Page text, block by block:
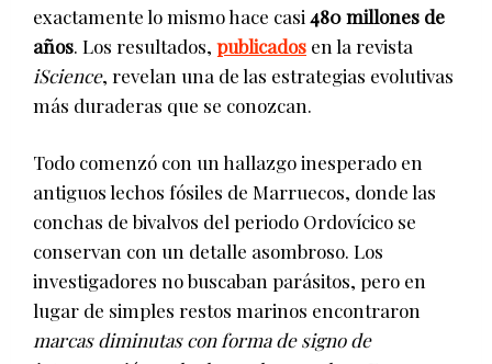
exactamente lo mismo hace casi 480 millones de
años. Los resultados, publicados en la revista
iScience, revelan una de las estrategias evolutivas
más duraderas que se conozcan.
Todo comenzó con un hallazgo inesperado en
antiguos lechos fósiles de Marruecos, donde las
conchas de bivalvos del periodo Ordovícico se
conservan con un detalle asombroso. Los
investigadores no buscaban parásitos, pero en
lugar de simples restos marinos encontraron
marcas diminutas con forma de signo de